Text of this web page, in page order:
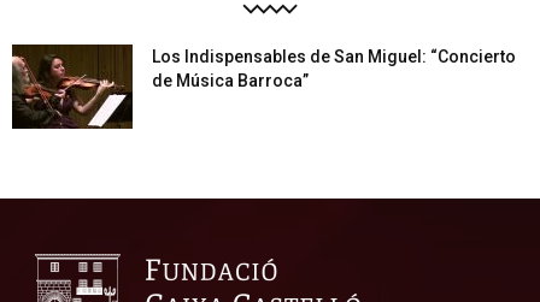
Los Indispensables de San Miguel: “Concierto
de Música Barroca”